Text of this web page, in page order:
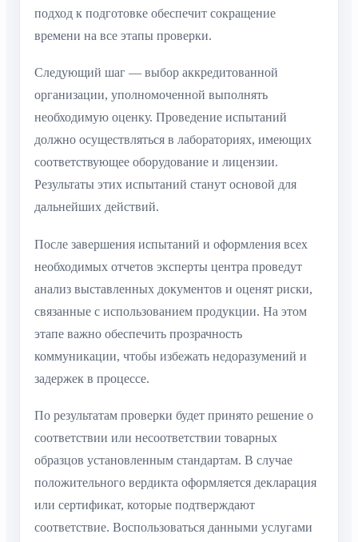
подход к подготовке обеспечит сокращение
времени на все этапы проверки.
Следующий шаг — выбор аккредитованной
организации, уполномоченной выполнять
необходимую оценку. Проведение испытаний
должно осуществляться в лабораториях, имеющих
соответствующее оборудование и лицензии.
Результаты этих испытаний станут основой для
дальнейших действий.
После завершения испытаний и оформления всех
необходимых отчетов эксперты центра проведут
анализ выставленных документов и оценят риски,
связанные с использованием продукции. На этом
этапе важно обеспечить прозрачность
коммуникации, чтобы избежать недоразумений и
задержек в процессе.
По результатам проверки будет принято решение о
соответствии или несоответствии товарных
образцов установленным стандартам. В случае
положительного вердикта оформляется декларация
или сертификат, которые подтверждают
соответствие. Воспользоваться данными услугами